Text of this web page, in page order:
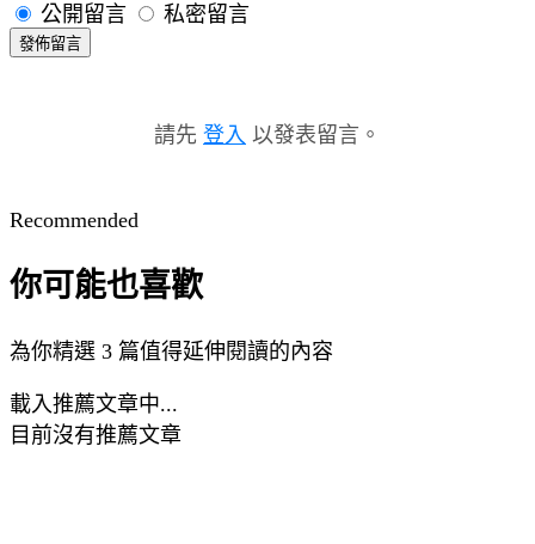
公開留言 私密留言
發佈留言
請先 登入 以發表留言。
Recommended
你可能也喜歡
為你精選 3 篇值得延伸閱讀的內容
載入推薦文章中...
目前沒有推薦文章